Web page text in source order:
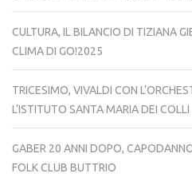
CULTURA, IL BILANCIO DI TIZIANA
CLIMA DI GO!2025
TRICESIMO, VIVALDI CON
L’ISTITUTO SANTA MARIA DEI COLLI
GABER 20 ANNI DOPO,
FOLK CLUB BUTTRIO